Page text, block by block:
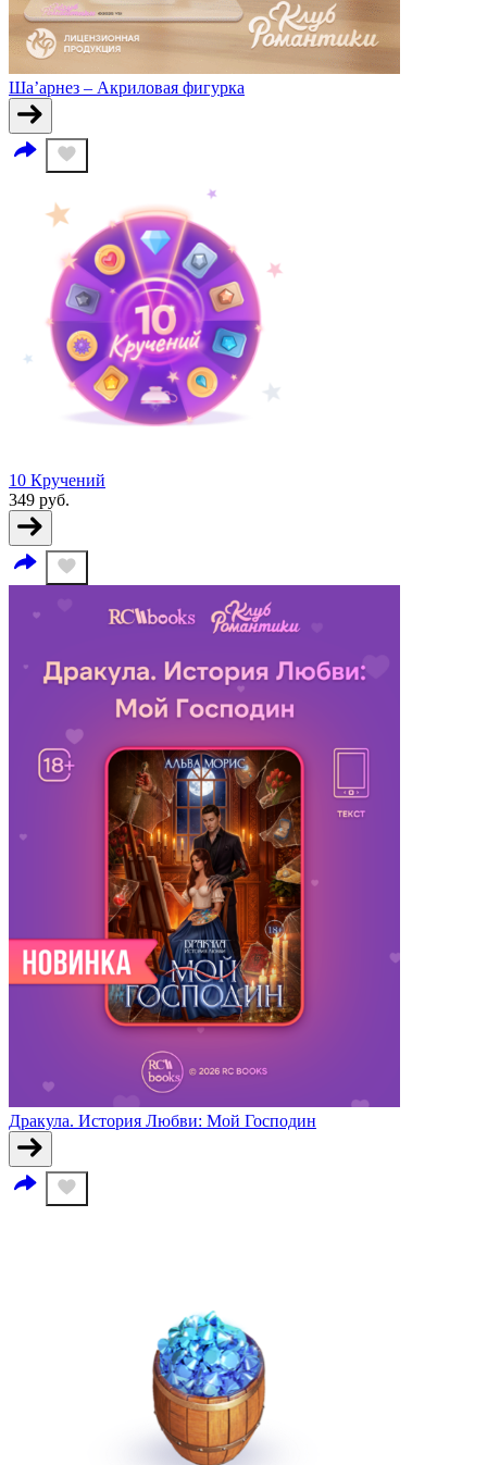
Ша’арнез – Акриловая фигурка
10 Кручений
349 руб.
Дракула. История Любви: Мой Господин